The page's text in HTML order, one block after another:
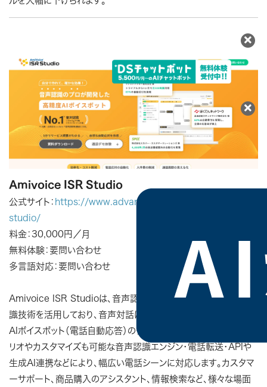
Amivoice ISR Studio
公式サイト： https://www.advanced-media.co.jp/lp/isr-
studio/
料金：30,000円／月
無料体験：要問い合わせ
多言語対応：要問い合わせ
Amivoice ISR Studioは、音声認識市場で評価の高いAI音声認
識技術を活用しており、音声対話により電話応対を自動化できる
AIボイスボット（電話自動応答）のクラウドサービスです。分岐シナ
リオやカスタマイズも可能な音声認識エンジン・電話転送・APIや
生成AI連携などにより、幅広い電話シーンに対応します。カスタマ
ーサポート、商品購入のアシスタント、情報検索など、様々な場面